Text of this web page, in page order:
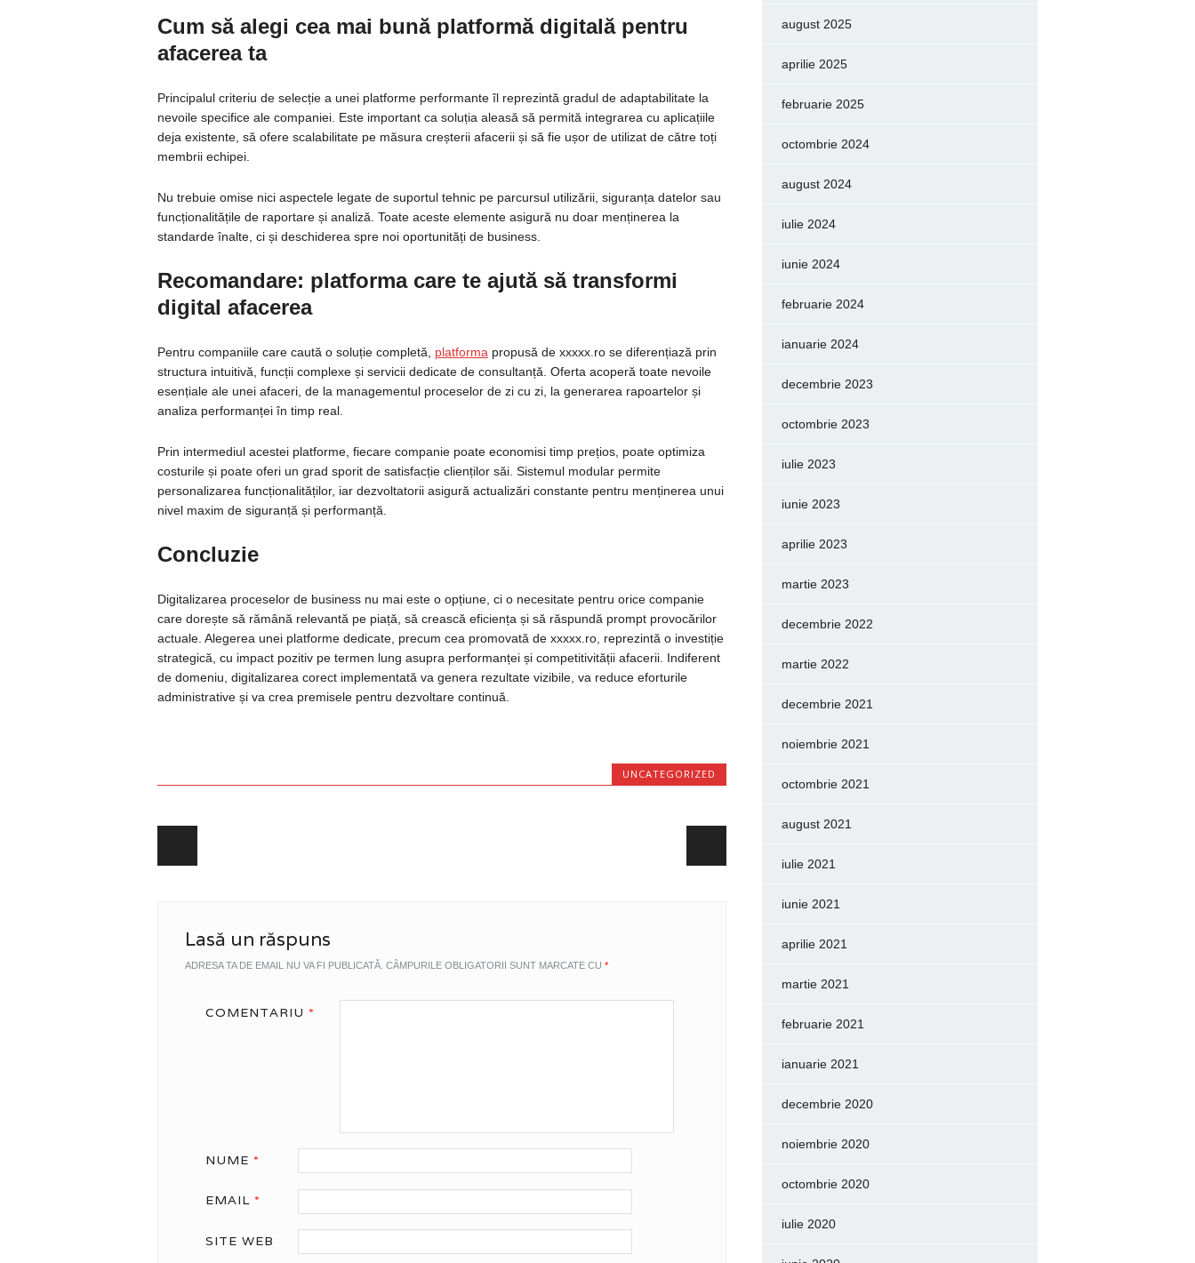
Cum să alegi cea mai bună platformă digitală pentru
afacerea ta
Principalul criteriu de selecție a unei platforme performante îl reprezintă gradul de adaptabilitate la
nevoile specifice ale companiei. Este important ca soluția aleasă să permită integrarea cu aplicațiile
deja existente, să ofere scalabilitate pe măsura creșterii afacerii și să fie ușor de utilizat de către toți
membrii echipei.
Nu trebuie omise nici aspectele legate de suportul tehnic pe parcursul utilizării, siguranța datelor sau
funcționalitățile de raportare și analiză. Toate aceste elemente asigură nu doar menținerea la
standarde înalte, ci și deschiderea spre noi oportunități de business.
Recomandare: platforma care te ajută să transformi
digital afacerea
Pentru companiile care caută o soluție completă, platforma propusă de xxxxx.ro se diferențiază prin
structura intuitivă, funcții complexe și servicii dedicate de consultanță. Oferta acoperă toate nevoile
esențiale ale unei afaceri, de la managementul proceselor de zi cu zi, la generarea rapoartelor și
analiza performanței în timp real.
Prin intermediul acestei platforme, fiecare companie poate economisi timp prețios, poate optimiza
costurile și poate oferi un grad sporit de satisfacție clienților săi. Sistemul modular permite
personalizarea funcționalităților, iar dezvoltatorii asigură actualizări constante pentru menținerea unui
nivel maxim de siguranță și performanță.
Concluzie
Digitalizarea proceselor de business nu mai este o opțiune, ci o necesitate pentru orice companie
care dorește să rămână relevantă pe piață, să crească eficiența și să răspundă prompt provocărilor
actuale. Alegerea unei platforme dedicate, precum cea promovată de xxxxx.ro, reprezintă o investiție
strategică, cu impact pozitiv pe termen lung asupra performanței și competitivității afacerii. Indiferent
de domeniu, digitalizarea corect implementată va genera rezultate vizibile, va reduce eforturile
administrative și va crea premisele pentru dezvoltare continuă.
UNCATEGORIZED
Lasă un răspuns
ADRESA TA DE EMAIL NU VA FI PUBLICATĂ. CÂMPURILE OBLIGATORII SUNT MARCATE CU *
COMENTARIU *
NUME *
EMAIL *
SITE WEB
august 2025
aprilie 2025
februarie 2025
octombrie 2024
august 2024
iulie 2024
iunie 2024
februarie 2024
ianuarie 2024
decembrie 2023
octombrie 2023
iulie 2023
iunie 2023
aprilie 2023
martie 2023
decembrie 2022
martie 2022
decembrie 2021
noiembrie 2021
octombrie 2021
august 2021
iulie 2021
iunie 2021
aprilie 2021
martie 2021
februarie 2021
ianuarie 2021
decembrie 2020
noiembrie 2020
octombrie 2020
iulie 2020